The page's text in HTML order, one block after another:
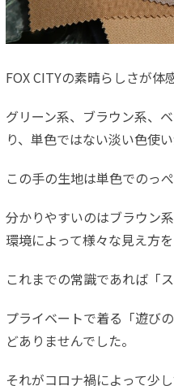
FOX CITYの素晴らしさが体
グリーン系、ブラウン系、
り、単色ではない淡い色使
この手の生地は単色でのっ
分かりやすいのはブラウン
環境によって様々な見え方を
これまでの常識であれば「
プライベートで着る「遊び
どありませんでした。
それがコロナ禍によって少